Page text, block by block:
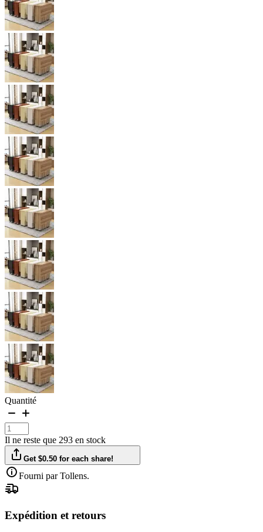
Quantité
Il ne reste que 293 en stock
Get $0.50 for each share!
Fourni par Tollens.
Expédition et retours